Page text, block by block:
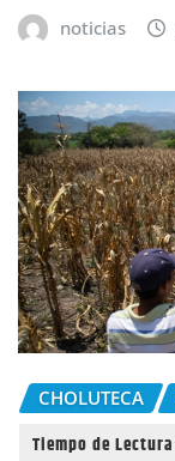
noticias
CHOLUTECA